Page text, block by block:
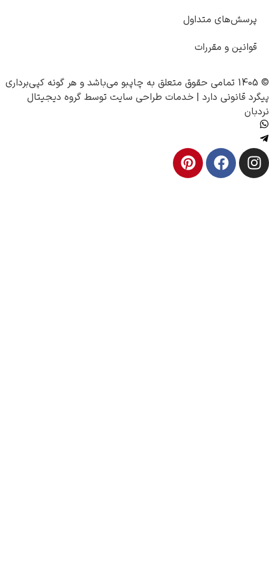
چاپبومی‌باشد و هر گونه کپی‌برداری
| خدمات طراحی سایت توسط گروه دیجیتال